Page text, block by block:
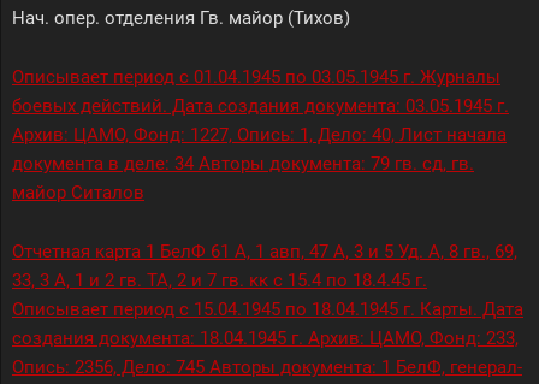
Нач. опер. отделения Гв. майор (Тихов)
Описывает период с 01.04.1945 по 03.05.1945 г. Журналы
боевых действий. Дата создания документа: 03.05.1945 г.
Архив: ЦАМО, Фонд: 1227, Опись: 1, Дело: 40, Лист начала
документа в деле: 34 Авторы документа: 79 гв. сд, гв.
майор Ситалов
Отчетная карта 1 БелФ 61 А, 1 авп, 47 А, 3 и 5 Уд. А, 8 гв., 69,
33, 3 А, 1 и 2 гв. ТА, 2 и 7 гв. кк с 15.4 по 18.4.45 г.
Описывает период с 15.04.1945 по 18.04.1945 г. Карты. Дата
создания документа: 18.04.1945 г. Архив: ЦАМО, Фонд: 233,
Опись: 2356, Дело: 745 Авторы документа: 1 БелФ, генерал-